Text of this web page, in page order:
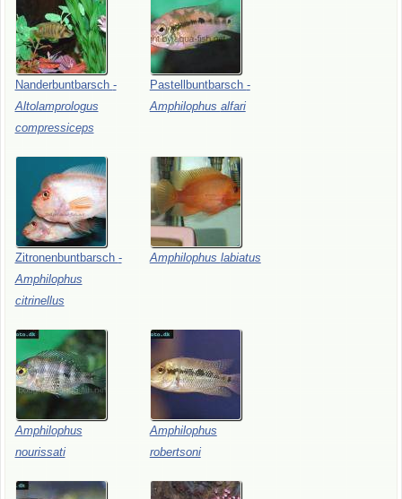
Nanderbuntbarsch -
Altolamprologus
compressiceps
Pastellbuntbarsch -
Amphilophus alfari
Zitronenbuntbarsch -
Amphilophus
citrinellus
Amphilophus labiatus
Amphilophus
nourissati
Amphilophus
robertsoni